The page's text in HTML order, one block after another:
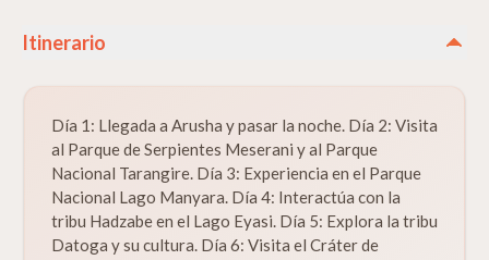
Itinerario
Día 1: Llegada a Arusha y pasar la noche. Día 2: Visita
al Parque de Serpientes Meserani y al Parque
Nacional Tarangire. Día 3: Experiencia en el Parque
Nacional Lago Manyara. Día 4: Interactúa con la
tribu Hadzabe en el Lago Eyasi. Día 5: Explora la tribu
Datoga y su cultura. Día 6: Visita el Cráter de